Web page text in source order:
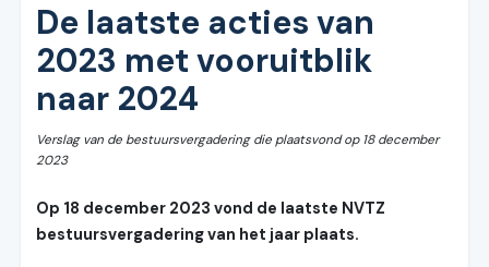
De laatste acties van
2023 met vooruitblik
naar 2024
Verslag van de bestuursvergadering die plaatsvond op 18 december
2023
Op 18 december 2023 vond de laatste NVTZ
bestuursvergadering van het jaar plaats.